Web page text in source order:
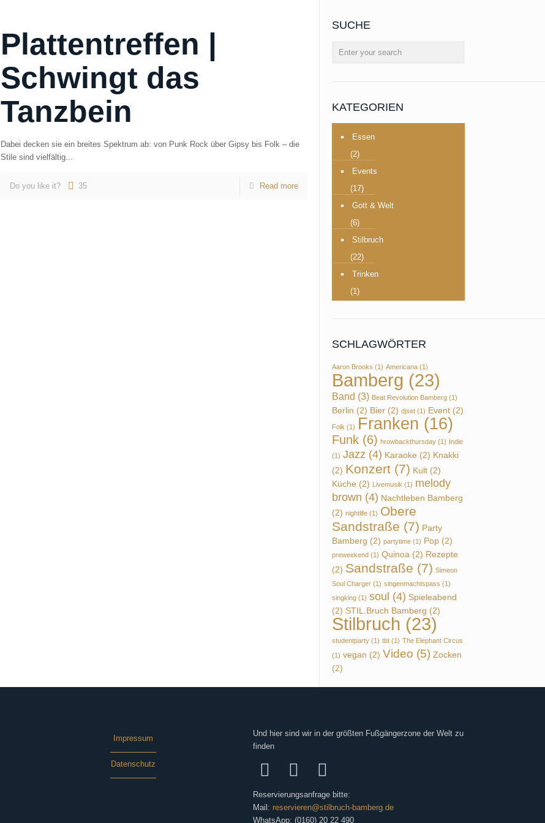
Plattentreffen |
Schwingt das
Tanzbein
Dabei decken sie ein breites Spektrum ab: von Punk Rock über Gipsy bis Folk – die
Stile sind vielfältig...
Do you like it? 35 Read more
SUCHE
KATEGORIEN
Essen
(2)
Events
(17)
Gott & Welt
(6)
Stilbruch
(22)
Trinken
(1)
SCHLAGWÖRTER
Aaron Brooks (1) Americana(1)
Bamberg (23)
Band (3) Beat Revolution Bamberg(1)
Berlin (2) Bier(2) djset(1) Event(2)
Folk (1) Franken (16)
Funk(6) hrowbackthursday(1) Indie
(1) Jazz (4) Karaoke (2) Knakki
(2) Konzert(7) Kult(2)
Küche (2) Livemusik (1) melody
brown (4) Nachtleben Bamberg
(2) nightlife(1) Obere
Sandstraße (7) Party
Bamberg (2) partytime(1) Pop(2)
preweekend(1) Quinoa(2) Rezepte
(2) Sandstraße (7) Simeon
Soul Charger(1) singenmachtspass (1)
singking(1) soul (4) Spieleabend
(2) STIL.Bruch Bamberg (2)
Stilbruch (23)
studentparty(1) tbt(1) The Elephant Circus
(1) vegan (2) Video (5) Zocken
(2)
Impressum
Datenschutz
Und hier sind wir in der größten Fußgängerzone der Welt zu
finden
Reservierungsanfrage bitte:
Mail: reservieren@stilbruch-bamberg.de
WhatsApp: (0160) 20 22 490